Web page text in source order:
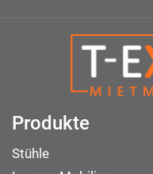
Produkte
Stühle